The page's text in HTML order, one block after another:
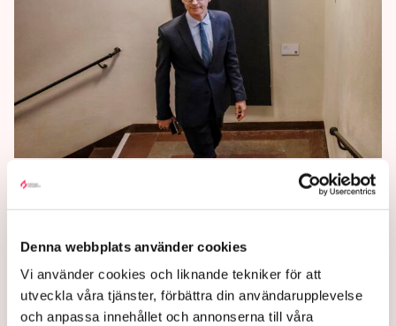
Denna webbplats använder cookies
Vi använder cookies och liknande tekniker för att
utveckla våra tjänster, förbättra din användarupplevelse
och anpassa innehållet och annonserna till våra
Debatt: Nattsvart utveckling i
EU – men Sverige kan vara en
stjärna i mörkret
Om resten av Europa följer Sveriges exempel kan
den negativa utvecklingen i EU vändas, menar Lars